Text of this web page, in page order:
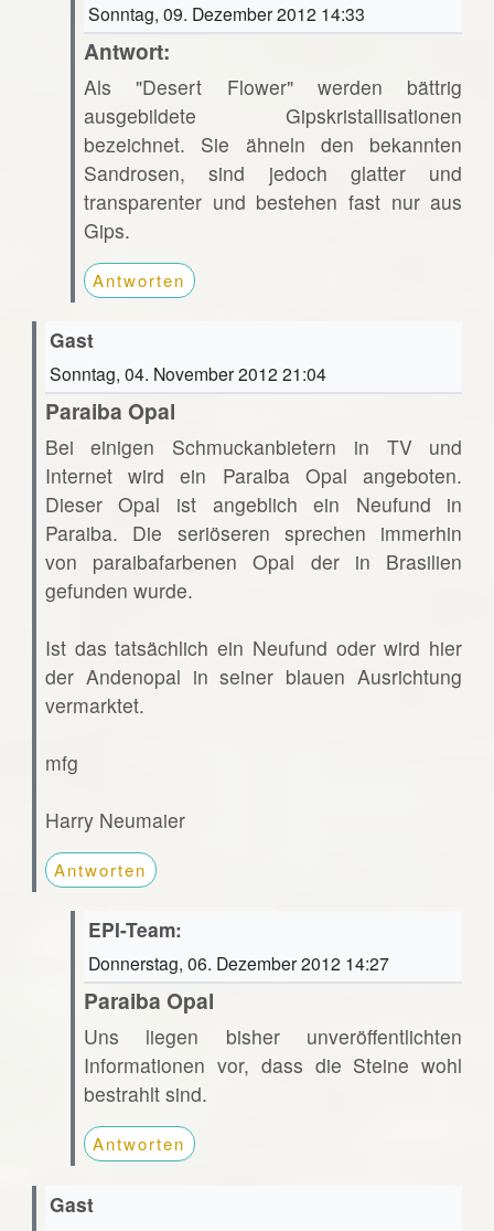
Sonntag, 09. Dezember 2012 14:33
Antwort:
Als "Desert Flower" werden bättrig
ausgebildete Gipskristallisationen
bezeichnet. Sie ähneln den bekannten
Sandrosen, sind jedoch glatter und
transparenter und bestehen fast nur aus
Gips.
Antworten
Gast
Sonntag, 04. November 2012 21:04
Paraiba Opal
Bei einigen Schmuckanbietern in TV und
Internet wird ein Paraiba Opal angeboten.
Dieser Opal ist angeblich ein Neufund in
Paraiba. Die seriöseren sprechen immerhin
von paraibafarbenen Opal der in Brasilien
gefunden wurde.
Ist das tatsächlich ein Neufund oder wird hier
der Andenopal in seiner blauen Ausrichtung
vermarktet.
mfg
Harry Neumaier
Antworten
EPI-Team:
Donnerstag, 06. Dezember 2012 14:27
Paraiba Opal
Uns liegen bisher unveröffentlichten
Informationen vor, dass die Steine wohl
bestrahlt sind.
Antworten
Gast